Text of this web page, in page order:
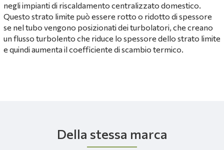
negli impianti di riscaldamento centralizzato domestico.
Questo strato limite può essere rotto o ridotto di spessore
se nel tubo vengono posizionati dei turbolatori, che creano
un flusso turbolento che riduce lo spessore dello strato limite
e quindi aumenta il coefficiente di scambio termico.
Della stessa marca